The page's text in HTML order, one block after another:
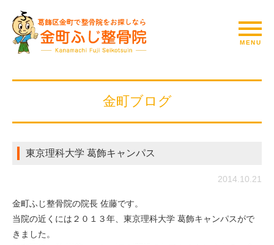
金町ブログ
東京理科大学 葛飾キャンパス
2014.10.21
金町ふじ整骨院の院長 佐藤です。
当院の近くには２０１３年、東京理科大学 葛飾キャンパスがで
きました。